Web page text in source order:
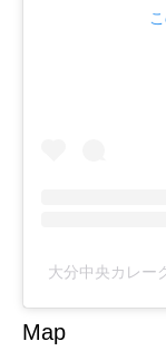
大分中央カレー
Map